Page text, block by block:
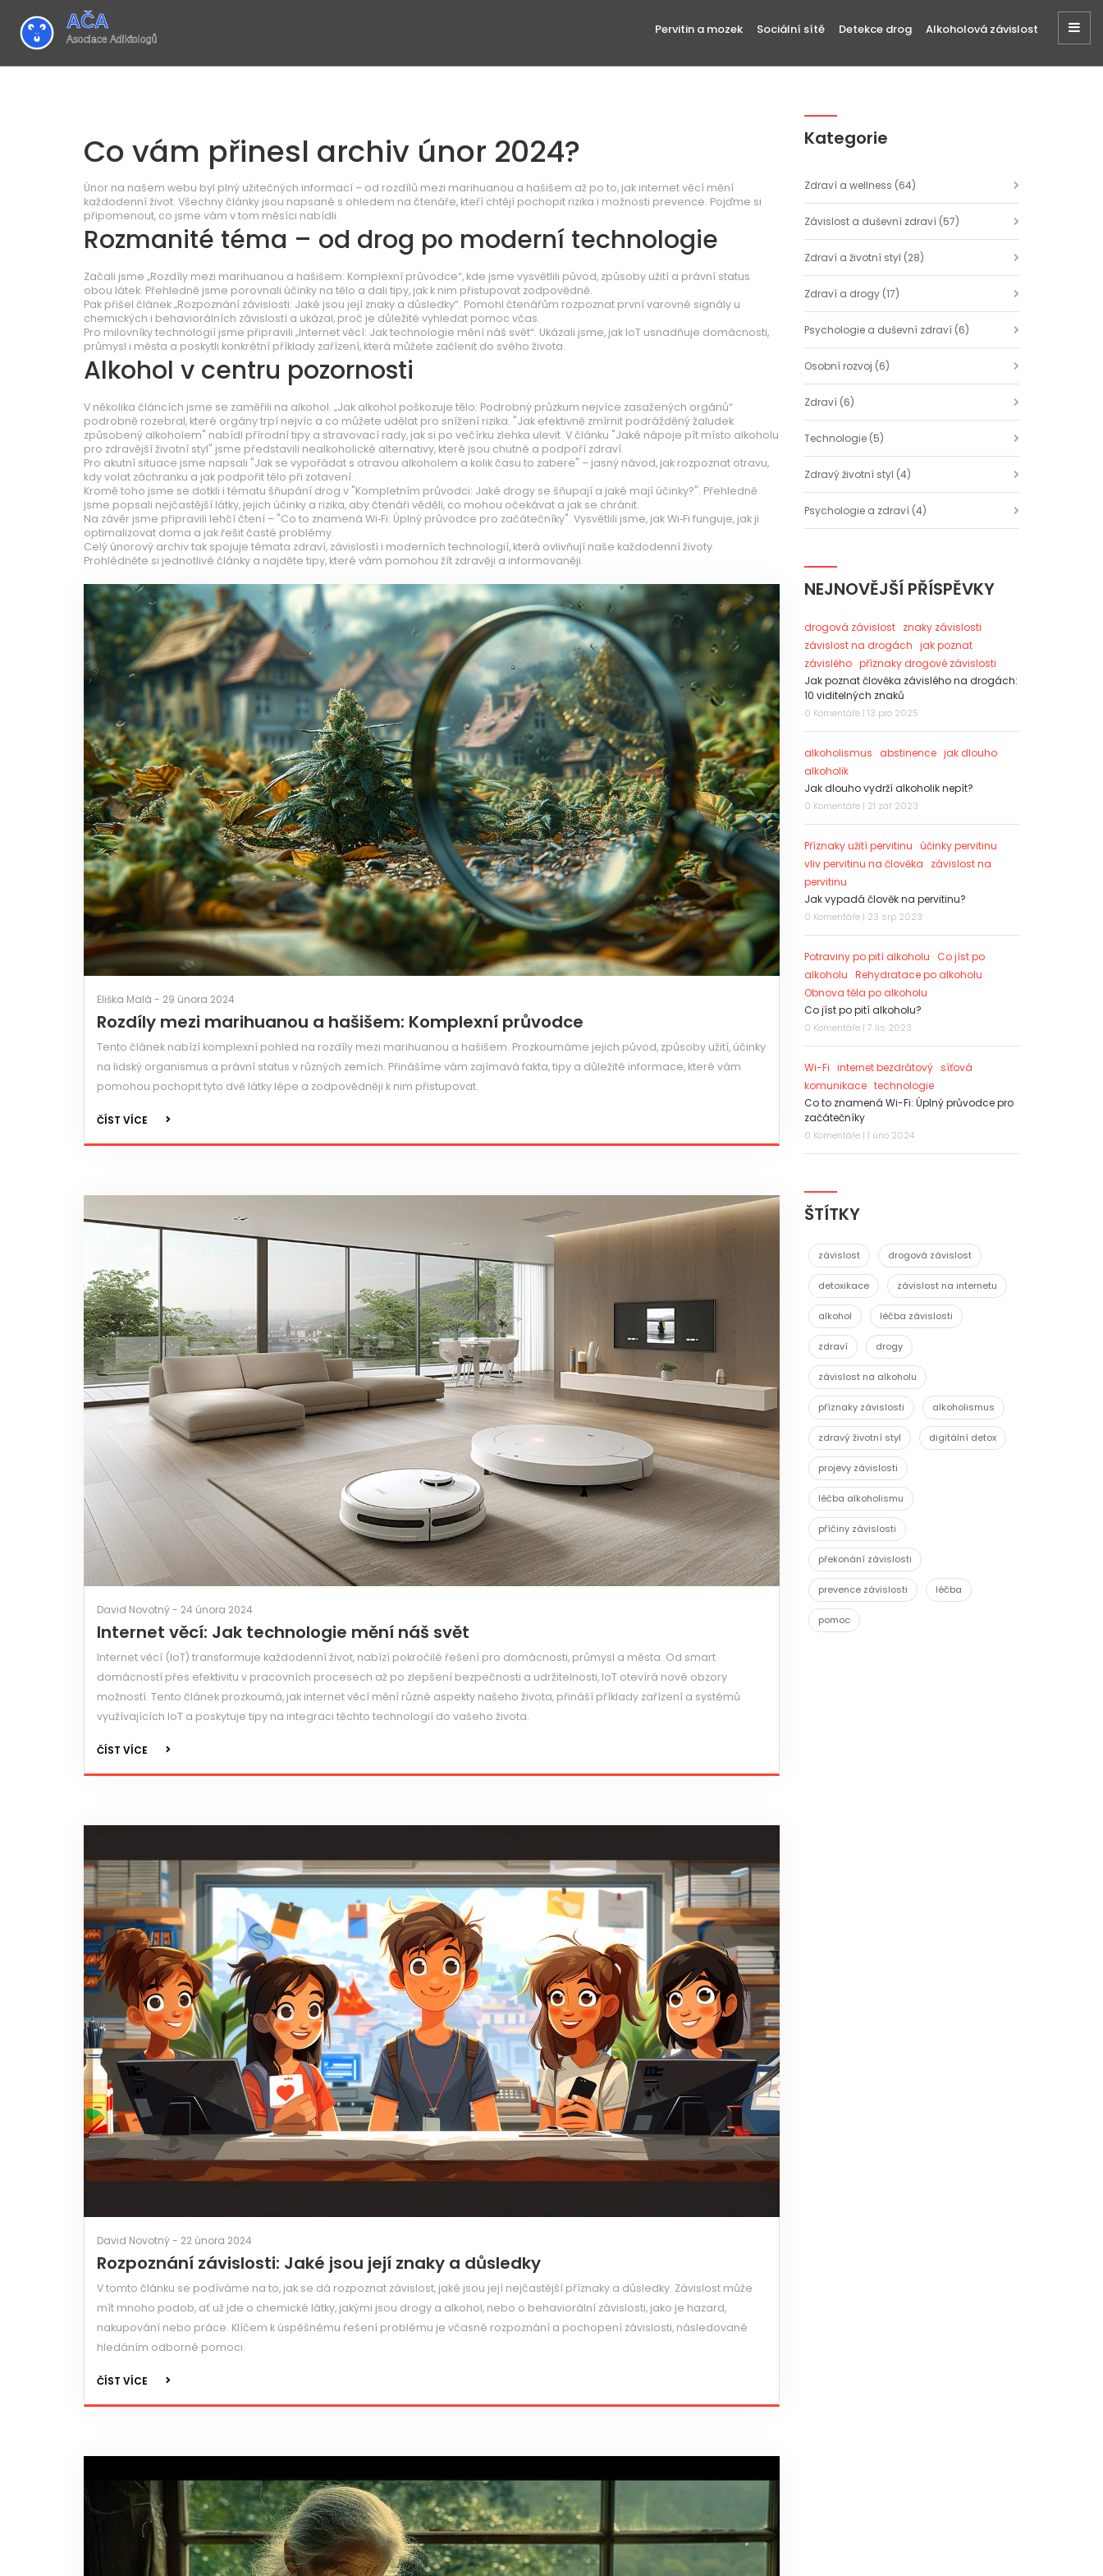
Pervitin a mozek Sociální sítě Detekce drog Alkoholová závislost
Co vám přinesl archiv únor 2024?
Únor na našem webu byl plný užitečných informací – od rozdílů mezi marihuanou a hašišem až po to, jak internet věcí mění
každodenní život. Všechny články jsou napsané s ohledem na čtenáře, kteří chtějí pochopit rizika i možnosti prevence. Pojďme si
připomenout, co jsme vám v tom měsíci nabídli.
Rozmanité téma – od drog po moderní technologie
Začali jsme „Rozdíly mezi marihuanou a hašišem: Komplexní průvodce“, kde jsme vysvětlili původ, způsoby užití a právní status
obou látek. Přehledně jsme porovnali účinky na tělo a dali tipy, jak k nim přistupovat zodpovědně.
Pak přišel článek „Rozpoznání závislosti: Jaké jsou její znaky a důsledky“. Pomohl čtenářům rozpoznat první varovné signály u
chemických i behaviorálních závislostí a ukázal, proč je důležité vyhledat pomoc včas.
Pro milovníky technologií jsme připravili „Internet věcí: Jak technologie mění náš svět“. Ukázali jsme, jak IoT usnadňuje domácnosti,
průmysl i města a poskytli konkrétní příklady zařízení, která můžete začlenit do svého života.
Alkohol v centru pozornosti
V několika článcích jsme se zaměřili na alkohol. „Jak alkohol poškozuje tělo: Podrobný průzkum nejvíce zasažených orgánů“
podrobně rozebral, které orgány trpí nejvíc a co můžete udělat pro snížení rizika. "Jak efektivně zmírnit podrážděný žaludek
způsobený alkoholem" nabídl přírodní tipy a stravovací rady, jak si po večírku zlehka ulevit. V článku "Jaké nápoje pít místo alkoholu
pro zdravější životní styl" jsme představili nealkoholické alternativy, které jsou chutné a podpoří zdraví.
Pro akutní situace jsme napsali "Jak se vypořádat s otravou alkoholem a kolik času to zabere" – jasný návod, jak rozpoznat otravu,
kdy volat záchranku a jak podpořit tělo při zotavení.
Kromě toho jsme se dotkli i tématu šňupání drog v "Kompletním průvodci: Jaké drogy se šňupají a jaké mají účinky?". Přehledně
jsme popsali nejčastější látky, jejich účinky a rizika, aby čtenáři věděli, co mohou očekávat a jak se chránit.
Na závěr jsme připravili lehčí čtení – "Co to znamená Wi‑Fi: Úplný průvodce pro začátečníky". Vysvětlili jsme, jak Wi‑Fi funguje, jak ji
optimalizovat doma a jak řešit časté problémy.
Celý únorový archiv tak spojuje témata zdraví, závislostí i moderních technologií, která ovlivňují naše každodenní životy.
Prohlédněte si jednotlivé články a najděte tipy, které vám pomohou žít zdravěji a informovaněji.
Eliška Malá - 29 února 2024
Rozdíly mezi marihuanou a hašišem: Komplexní průvodce
Tento článek nabízí komplexní pohled na rozdíly mezi marihuanou a hašišem. Prozkoumáme jejich původ, způsoby užití, účinky
na lidský organismus a právní status v různých zemích. Přinášíme vám zajímavá fakta, tipy a důležité informace, které vám
pomohou pochopit tyto dvě látky lépe a zodpovědněji k nim přistupovat.
ČÍST VÍCE
David Novotný - 24 února 2024
Internet věcí: Jak technologie mění náš svět
Internet věcí (IoT) transformuje každodenní život, nabízí pokročilé řešení pro domácnosti, průmysl a města. Od smart
domácností přes efektivitu v pracovních procesech až po zlepšení bezpečnosti a udržitelnosti, IoT otevírá nové obzory
možností. Tento článek prozkoumá, jak internet věcí mění různé aspekty našeho života, přináší příklady zařízení a systémů
využívajících IoT a poskytuje tipy na integraci těchto technologií do vašeho života.
ČÍST VÍCE
David Novotný - 22 února 2024
Rozpoznání závislosti: Jaké jsou její znaky a důsledky
V tomto článku se podíváme na to, jak se dá rozpoznat závislost, jaké jsou její nejčastější příznaky a důsledky. Závislost může
mít mnoho podob, ať už jde o chemické látky, jakými jsou drogy a alkohol, nebo o behaviorální závislosti, jako je hazard,
nakupování nebo práce. Klíčem k úspěšnému řešení problému je včasné rozpoznání a pochopení závislosti, následované
hledáním odborné pomoci.
ČÍST VÍCE
Kategorie
Zdraví a wellness (64)
Závislost a duševní zdraví (57)
Zdraví a životní styl (28)
Zdraví a drogy (17)
Psychologie a duševní zdraví (6)
Osobní rozvoj (6)
Zdraví (6)
Technologie (5)
Zdravý životní styl (4)
Psychologie a zdraví (4)
NEJNOVĚJŠÍ PŘÍSPĚVKY
drogová závislost
znaky závislosti
závislost na drogách jak poznat
závislého příznaky drogové závislosti
Jak poznat člověka závislého na drogách:
10 viditelných znaků
0 Komentáře | 13 pro 2025
alkoholismus abstinence jak dlouho
alkoholik
Jak dlouho vydrží alkoholik nepít?
0 Komentáře | 21 zář 2023
Příznaky užití pervitinu účinky pervitinu
vliv pervitinu na člověka
závislost na
pervitinu
Jak vypadá člověk na pervitinu?
0 Komentáře | 23 srp 2023
Potraviny po pití alkoholu
Co jíst po
alkoholu Rehydratace po alkoholu
Obnova těla po alkoholu
Co jíst po pití alkoholu?
0 Komentáře | 7 lis 2023
Wi-Fi internet bezdrátový síťová
komunikace technologie
Co to znamená Wi-Fi: Úplný průvodce pro
začátečníky
0 Komentáře | 1 úno 2024
ŠTÍTKY
závislost drogová závislost
detoxikace závislost na internetu
alkohol léčba závislosti
zdraví drogy
závislost na alkoholu
příznaky závislosti alkoholismus
zdravý životní styl digitální detox
projevy závislosti
léčba alkoholismu
příčiny závislosti
překonání závislosti
prevence závislosti léčba
pomoc